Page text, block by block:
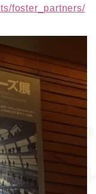
foster_partners/